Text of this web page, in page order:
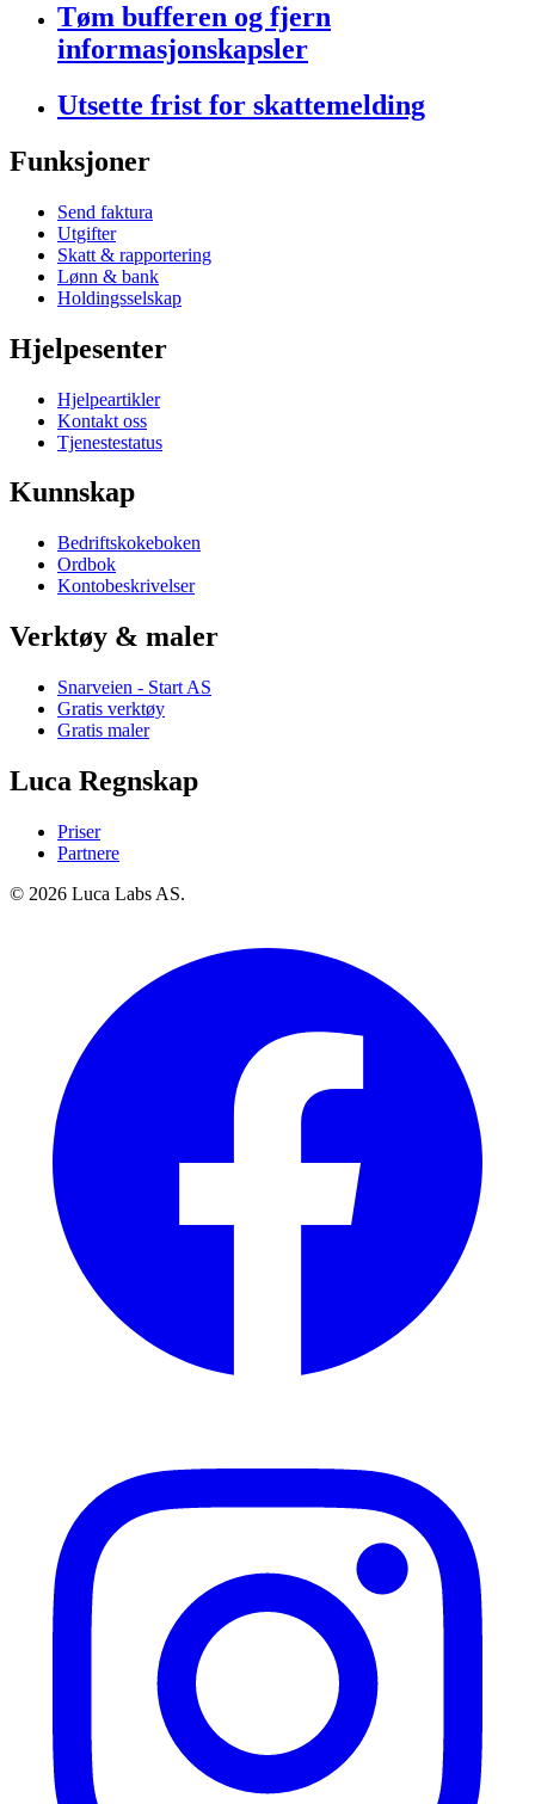
Tøm bufferen og fjern
informasjonskapsler
Utsette frist for skattemelding
Funksjoner
Send faktura
Utgifter
Skatt & rapportering
Lønn & bank
Holdingsselskap
Hjelpesenter
Hjelpeartikler
Kontakt oss
Tjenestestatus
Kunnskap
Bedriftskokeboken
Ordbok
Kontobeskrivelser
Verktøy & maler
Snarveien - Start AS
Gratis verktøy
Gratis maler
Luca Regnskap
Priser
Partnere
© 2026 Luca Labs AS.